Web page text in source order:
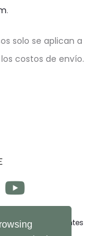
.
solo se aplican a
costos de envío.
Preguntas frecuentes